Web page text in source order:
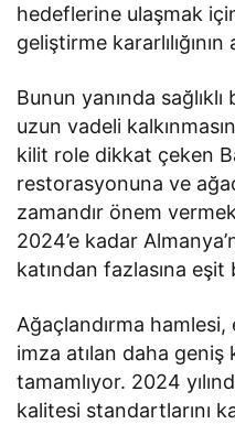
hedeflerine ulaşmak
geliştirme kararlılığının
Bunun yanında
uzun vadeli
kilit role dikkat çeken
restorasyonuna ve
zamandır önem
2024’e kadar
katından fazlasına eşit
Ağaçlandırma
imza atılan daha geniş
tamamlıyor. 2024
kalitesi standartlarını